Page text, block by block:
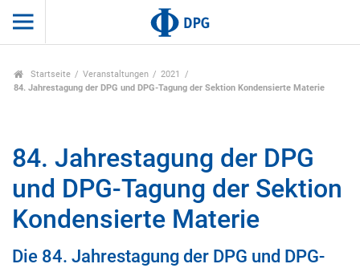
Startseite Veranstaltungen
2021
84. Jahrestagung der DPG und DPG-Tagung der Sektion Kondensierte Materie
84. Jahrestagung der DPG
und DPG-Tagung der Sektion
Kondensierte Materie
Die 84. Jahrestagung der DPG und DPG-